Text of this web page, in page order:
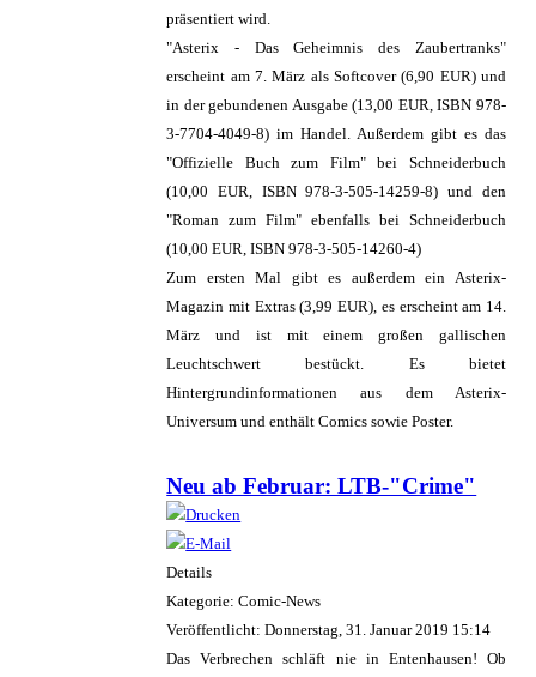
präsentiert wird.
"Asterix - Das Geheimnis des Zaubertranks"
erscheint am 7. März als Softcover (6,90 EUR) und
in der gebundenen Ausgabe (13,00 EUR, ISBN 978-
3-7704-4049-8) im Handel. Außerdem gibt es das
"Offizielle Buch zum Film" bei Schneiderbuch
(10,00 EUR, ISBN 978-3-505-14259-8) und den
"Roman zum Film" ebenfalls bei Schneiderbuch
(10,00 EUR, ISBN 978-3-505-14260-4)
Zum ersten Mal gibt es außerdem ein Asterix-
Magazin mit Extras (3,99 EUR), es erscheint am 14.
März und ist mit einem großen gallischen
Leuchtschwert bestückt. Es bietet
Hintergrundinformationen aus dem Asterix-
Universum und enthält Comics sowie Poster.
Neu ab Februar: LTB-"Crime"
Details
Kategorie: Comic-News
Veröffentlicht: Donnerstag, 31. Januar 2019 15:14
Das Verbrechen schläft nie in Entenhausen! Ob